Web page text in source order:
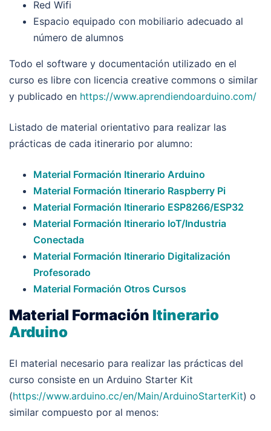
Red Wifi
Espacio equipado con mobiliario adecuado al
número de alumnos
Todo el software y documentación utilizado en el
curso es libre con licencia creative commons o similar
y publicado en https://www.aprendiendoarduino.com/
Listado de material orientativo para realizar las
prácticas de cada itinerario por alumno:
Material Formación Itinerario Arduino
Material Formación Itinerario Raspberry Pi
Material Formación Itinerario ESP8266/ESP32
Material Formación Itinerario IoT/Industria
Conectada
Material Formación Itinerario Digitalización
Profesorado
Material Formación Otros Cursos
Material Formación Itinerario
Arduino
El material necesario para realizar las prácticas del
curso consiste en un Arduino Starter Kit
(https://www.arduino.cc/en/Main/ArduinoStarterKit) o
similar compuesto por al menos: